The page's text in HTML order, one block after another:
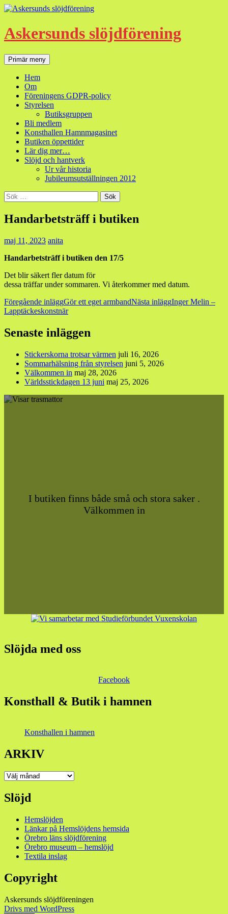
Hoppa
innehåll
Askersunds slöjdförening
SökPrimär meny
Hem
Om
Föreningens GDPR-policy
Styrelsen
Butiksgruppen
Bli medlem
Konsthallen Hamnmagasinet
Butiken öppettider
Lär dig mer…
Slöjd och hantverk
Ur vår historia
Jubileumsutställningen 2012
Sök
efter:
Handarbetsträff i butiken
maj 11, 2023 anita
Handarbetsträff i butiken den 17/5
Det blir säkert fler datum för
dessa träffar under sommaren. Vi återkommer med datum.
Inläggsnavigering
Föregående inläggGör ett eget armbandNästa inläggInger Melin –
Lapptäckeskonstnär
Senaste inläggen
Stickerskorna trotsar värmen juli 16, 2026
Sommarhälsning från styrelsen juni 5, 2026
Välkommen in maj 28, 2026
Världsstickdagen 13 juni maj 25, 2026
I butiken finns både små och stora saker .
Välkommen in
Slöjda med oss
Facebook
Konsthall & Butik i hamnen
Konsthallen i hamnen
ARKIV
ARKIV
Slöjd
Hemslöjden
Länkar på Hemslöjdens hemsida
Örebro läns slöjdförening
Örebro museum – hemslöjd
Textila inslag
Copyright
Askersunds slöjdföreningen
Drivs med WordPress